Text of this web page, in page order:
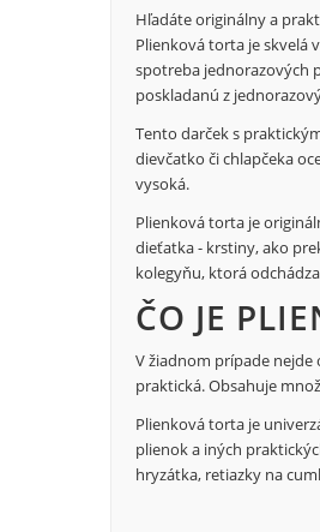
Hľadáte originálny a
Plienková torta je skvelá
spotreba jednorazových
poskladanú z
Tento darček s
dievčatko či chlapčeka
vysoká.
Plienková torta je
dieťatka - krstiny, ako
kolegyňu, ktorá
ČO JE
V žiadnom prípade
praktická. Obsahuje
Plienková torta je
plienok a iných
hryzátka, retiazky na